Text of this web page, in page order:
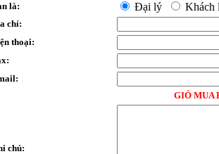
là:
Đại lý Khách
chỉ:
thoại:
GIỎ MUA
chú: